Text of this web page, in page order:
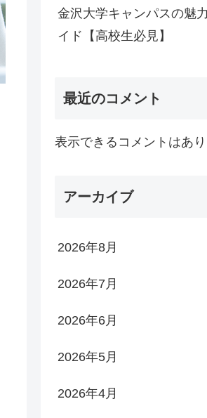
金沢大学キャンパスの魅
イド【高校生必見】
最近のコメント
表示できるコメントはあり
アーカイブ
2026年8月
2026年7月
2026年6月
2026年5月
2026年4月